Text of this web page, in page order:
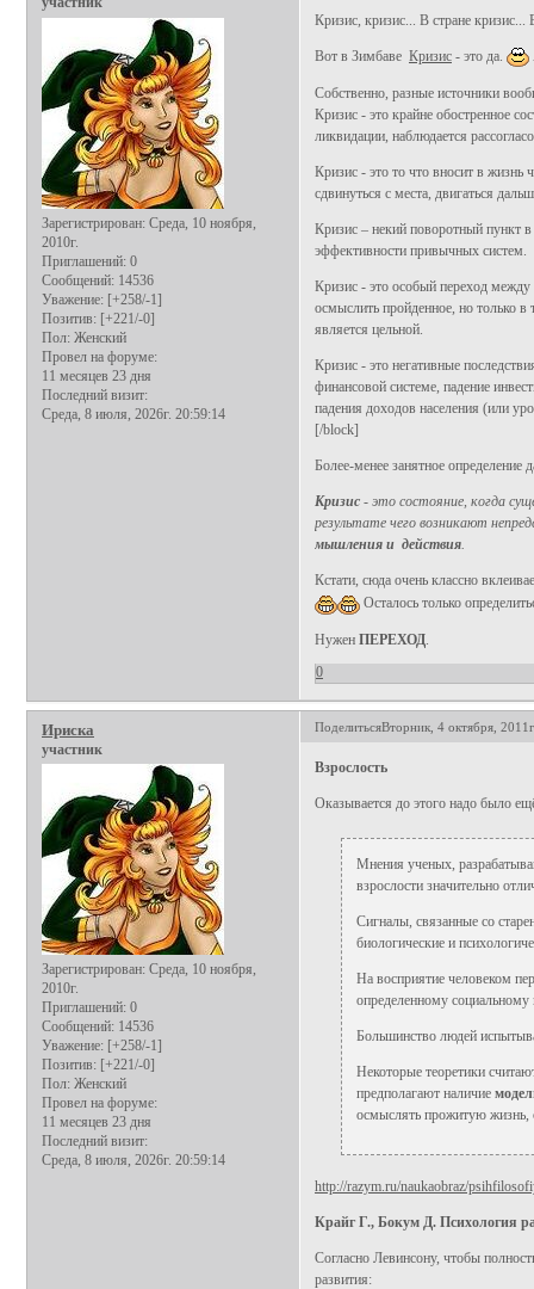
Зарегистрирован: Среда, 10 ноября,
2010г.
Приглашений: 0
Сообщений: 14536
Уважение: [+258/-1]
Позитив: [+221/-0]
Пол: Женский
Провел на форуме:
11 месяцев 23 дня
Последний визит:
Среда, 8 июля, 2026г. 20:59:14
Кризис, кризис... В стране
Вот в Зимбаве Кризис - это да.
Собственно, разные источники
Кризис - это крайне обостренное
ликвидации, наблюдается
Кризис - это то что вносит в жизнь
сдвинуться с места, двигаться
Кризис – некий поворотный пункт
эффективности привычных систем.
Кризис - это особый переход
осмыслить пройденное, но только в
является цельной.
Кризис - это негативные
финансовой системе, падение
падения доходов населения (или
[/block]
Более-менее занятное определение
Кризис - это состояние, когда
результате чего возникают
мышления и действия
Кстати, сюда очень классно
Осталось только
Нужен ПЕРЕХОД
0
ПоделитьсяВторник, 4 октября,
Ириска
участник
Зарегистрирован: Среда, 10 ноября,
2010г.
Приглашений: 0
Сообщений: 14536
Уважение: [+258/-1]
Позитив: [+221/-0]
Пол: Женский
Провел на форуме:
11 месяцев 23 дня
Последний визит:
Среда, 8 июля, 2026г. 20:59:14
Взрослость
Оказывается до этого надо было
Мнения ученых,
взрослости значительно
Сигналы, связанные со
биологические и
На восприятие человеком
определенному социальному
Большинство людей
Некоторые теоретики
предполагают наличие
осмыслять прожитую жизнь,
http://razym.ru/naukaobraz/
Крайг Г., Бокум Д. Психология
Согласно Левинсону, чтобы
развития: